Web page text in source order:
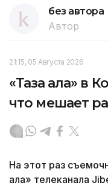
без автора
Автор
21:15, 05 Августа 2026
«Таза қала» в
что мешает
На этот раз
қала» телеканала